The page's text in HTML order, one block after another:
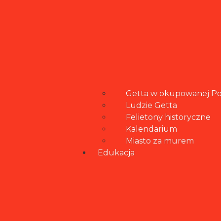
Getta w okupowanej
Ludzie Getta
Felietony historyczne
Kalendarium
Miasto za murem
Edukacja